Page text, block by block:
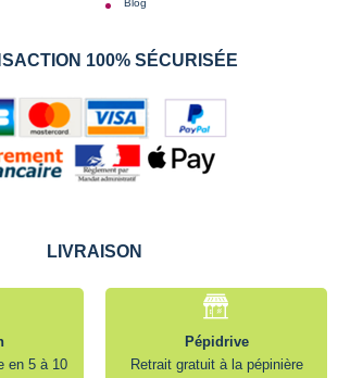
Blog
100% SÉCURISÉE
LIVRAISON
en 5 à 10
Pépidrive
Retrait gratuit à la pépinière